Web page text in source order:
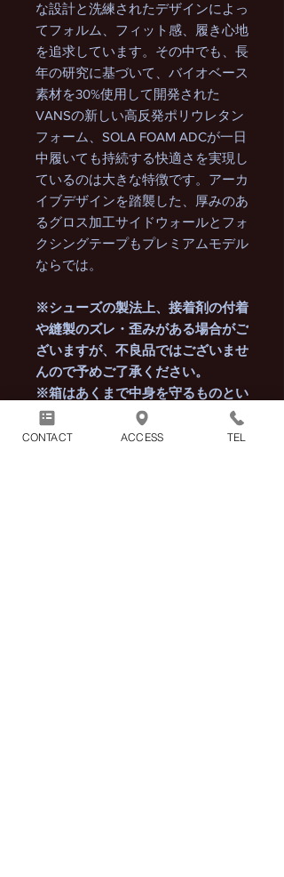
な設計と洗練されたデザインによっ
てフォルム、フィット感、履き心地
を追求しています。その中でも、長
年の研究に基づいて、バイオベース
素材を30%使用して開発された
VANSの新しい高反発ポリウレタン
フォーム、SOLA FOAM ADCが一日
中履いても持続する快適さを実現し
ているのは大きな特徴です。アーカ
イブデザインを踏襲した、厚みのあ
るグロス加工サイドウォールとフォ
クシングテープもプレミアムモデル
ならでは。
※シューズの製法上、接着剤の付着
や縫製のズレ・歪みがある場合がご
ざいますが、不良品ではございませ
んので予めご了承ください。
※箱はあくまで中身を守るものとい
う位置付けですので、箱の傷や凹
み・汚れなどが生じる場合がござい
CONTACT ACCESS TEL